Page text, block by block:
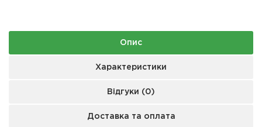
Опис
Характеристики
Відгуки (0)
Доставка та оплата